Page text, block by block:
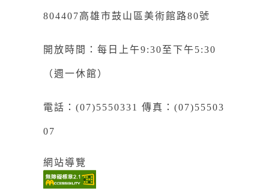
804407高雄市鼓山區美術館路80號
開放時間：每日上午9:30至下午5:30
（週一休館）
電話：(07)5550331 傳真：(07)55503
07
網站導覽